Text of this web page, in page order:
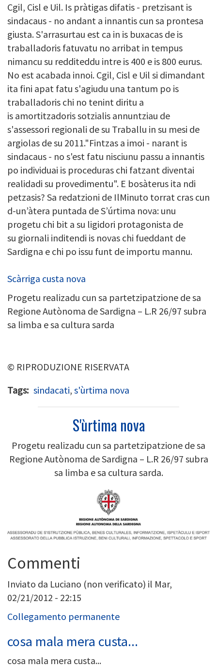
Cgil, Cisl e Uil. Is pràtigas difatis - pretzisant is
sindacaus - no andant a innantis cun sa prontesa
giusta. S'arrasurtau est ca in is buxacas de is
traballadoris fatuvatu no arribat in tempus
nimancu su redditeddu intre is 400 e is 800 eurus.
No est acabada innoi. Cgil, Cisl e Uil si dimandant
ita fini apat fatu s'agiudu una tantum po is
traballadoris chi no tenint diritu a
is amortitzadoris sotzialis annuntziau de
s'assessori regionali de su Traballu in su mesi de
argiolas de su 2011."Fintzas a imoi - narant is
sindacaus - no s'est fatu nisciunu passu a innantis
po individuai is proceduras chi fatzant diventai
realidadi su provedimentu". E bosàterus ita ndi
petzasis? Sa redatzioni de IlMinuto torrat cras cun
d-un’àtera puntada de S’úrtima nova: unu
progetu chi bit a su ligidori protagonista de
su giornali inditendi is novas chi fueddant de
Sardigna e chi po issu funt de importu mannu.
Scàrriga custa nova
Progetu realizadu cun sa partetzipatzione de sa
Regione Autònoma de Sardigna – L.R 26/97 subra
sa limba e sa cultura sarda
© RIPRODUZIONE RISERVATA
Tags sindacati, s'ùrtima nova
S'ùrtima nova
Progetu realizadu cun sa partetzipatzione de sa
Regione Autònoma de Sardigna – L.R 26/97 subra
sa limba e sa cultura sarda.
Commenti
Inviato da Luciano (non verificato) il Mar,
02/21/2012 - 22:15
Collegamento permanente
cosa mala mera custa...
cosa mala mera custa...